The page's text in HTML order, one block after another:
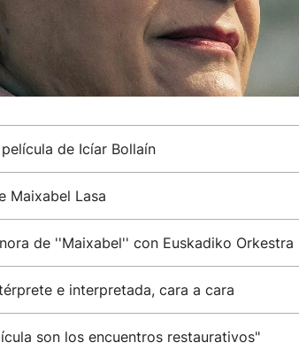
de Icíar Bollaín
Maixabel Lasa
de ''Maixabel'' con Euskadiko Orkestra
e interpretada, cara a cara
son los encuentros restaurativos"